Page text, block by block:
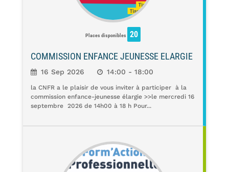
Places disponibles 20
COMMISSION ENFANCE JEUNESSE ELARGIE
16 Sep 2026 14:00 - 18:00
la CNFR a le plaisir de vous inviter à participer à la
commission enfance-jeunesse élargie >>le mercredi 16
septembre 2026 de 14h00 à 18 h Pour...